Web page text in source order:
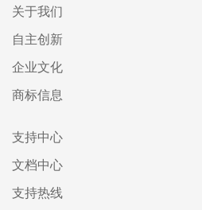
关于我们
自主创新
企业文化
商标信息
支持中心
文档中心
支持热线